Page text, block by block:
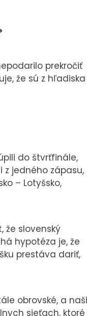
prekročiť
že sú z hľadiska
do štvrťfinále,
z jedného zápasu,
– Lotyšsko,
že slovenský
hypotéza je, že
prestáva dariť,
obrovské, a naši
sieťach, ktoré